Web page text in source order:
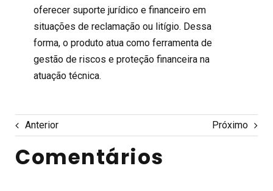
oferecer suporte jurídico e financeiro em
situações de reclamação ou litígio. Dessa
forma, o produto atua como ferramenta de
gestão de riscos e proteção financeira na
atuação técnica.
Anterior Próximo
Comentários